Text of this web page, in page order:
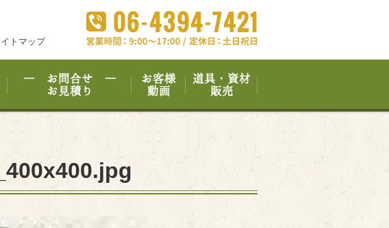
トマップ
― お問合せ ―
お見積り
お客様
動画
道具・資材
販売